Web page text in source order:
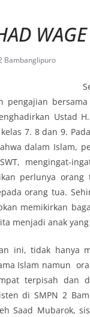
Bambanglipuro
pengajian
Ustad
7. 8 dan 9.
dalam Islam,
mengingat-
perlunya
orang tua.
memikirkan
menjadi anak
ini, tidak hanya
Islam namun
terpisah dan
di SMPN 2
Saad Mubarok,